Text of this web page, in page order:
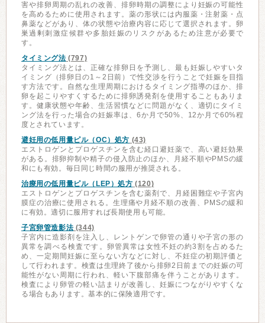
害や排卵周期の乱れの改善、排卵時期の調整により妊娠の可能性
を高めるために使用されます。薬の形状には内服薬・注射薬・点
鼻薬などがあり、体の状態や治療内容に応じて選択されます。卵
巣過剰刺激症候群や多胎妊娠のリスクがあるため注意が必要で
す。
タイミング法 (797)
タイミング法とは、正確な排卵日を予測し、最も妊娠しやすいタ
イミング（排卵日の1～2日前）で性交渉を行うことで妊娠を目指
す方法です。自然な生理周期におけるタイミング指導のほか、排
卵を起こりやすくするために排卵誘発剤を使用することもありま
す。健康状態や年齢、生活習慣などに問題がなく、適切にタイミ
ング法を行った場合の妊娠率は、6か月で50%、12か月で60%程
度とされています。
避妊用の低用量ピル（OC）処方 (43)
エストロゲンとプロゲスチンを含む経口避妊薬で、高い避妊効果
がある。排卵抑制や精子の侵入防止のほか、月経不順やPMSの緩
和にも有効。毎日同じ時間の服用が推奨される。
治療用の低用量ピル（LEP）処方 (120)
エストロゲンとプロゲスチンを含む薬剤で、月経困難症や子宮内
膜症の治療に使用される。生理痛や月経不順の改善、PMSの緩和
に有効。適切に服用すれば長期使用も可能。
子宮卵管造影法 (344)
子宮内に造影剤を注入し、レントゲンで卵管の通りや子宮の形の
異常を調べる検査です。卵管異常は女性不妊の約3割を占めるた
め、一定期間妊娠に至らない方などに対し、不妊症の初期評価と
して行われます。検査は生理終了後から排卵2日前までの妊娠の可
能性がない周期に行われ、軽い下腹部痛を伴うことがあります。
検査により卵管の軽い詰まりが改善し、妊娠につながりやすくな
る場合もあります。基本的に保険適用です。